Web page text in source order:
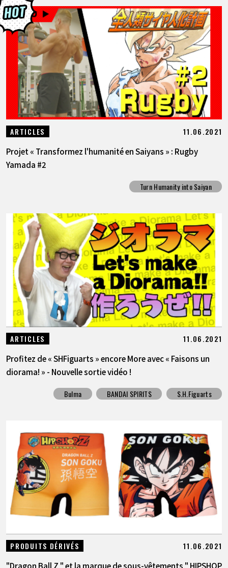
ARTICLES 11.06.2021
Projet « Transformez l'humanité en Saiyans » : Rugby
Yamada #2
Turn Humanity into Saiyan
ARTICLES 11.06.2021
Profitez de « SHFiguarts » encore More avec « Faisons un
diorama! » - Nouvelle sortie vidéo !
Bulma BANDAI SPIRITS S.H.Figuarts
PRODUITS DÉRIVÉS 11.06.2021
"Dragon Ball Z " et la marque de sous-vêtements " HIPSHOP